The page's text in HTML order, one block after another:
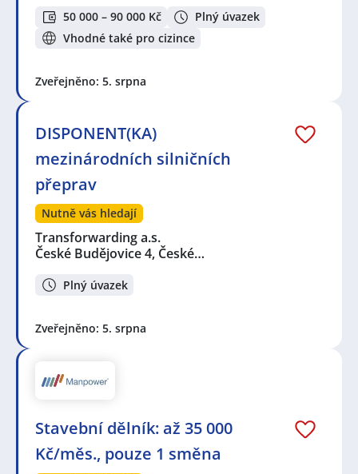
50 000 – 90 000 Kč
Plný úvazek
Vhodné také pro cizince
Zveřejněno: 5. srpna
DISPONENT(KA)
mezinárodních silničních
přeprav
Nutně vás hledají
Transforwarding a.s.
České Budějovice 4, České…
Plný úvazek
Zveřejněno: 5. srpna
Stavební dělník: až 35 000
Kč/měs., pouze 1 směna